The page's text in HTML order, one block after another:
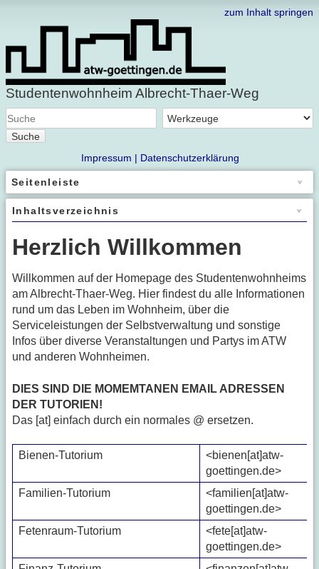
zum Inhalt springen
Studentenwohnheim Albrecht-Thaer-Weg
Suche
Datenschutzerklärung
Impressum |
Seitenleiste
Inhaltsverzeichnis
Herzlich Willkommen
Willkommen auf der Homepage des Studentenwohnheims
am Albrecht-Thaer-Weg. Hier findest du alle Informationen
rund um das Leben im Wohnheim, über die
Serviceleistungen der Selbstverwaltung und sonstige
Infos über diverse Veranstaltungen und Partys im ATW
und anderen Wohnheimen.
DIES SIND DIE MOMEMTANEN EMAIL ADRESSEN
DER TUTORIEN!
Das [at] einfach durch ein normales @ ersetzen.
Bienen-Tutorium
<bienen[at]atw-
goettingen.de>
Familien-Tutorium
<familien[at]atw-
goettingen.de>
Fetenraum-Tutorium
<fete[at]atw-
goettingen.de>